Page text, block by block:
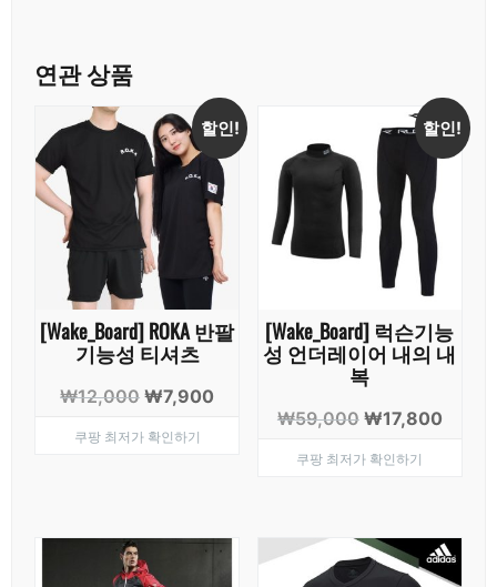
연관 상품
할인!
[Wake_Board] ROKA 반팔
기능성 티셔츠
₩12,000 원
가
₩7,900
쿠팡 최저가 확인하기
할인!
[Wake_Board] 럭슨기능
성 언더레이어 내의 내
복
₩59,000 원
가
₩17,800현
쿠팡 최저가 확인하기